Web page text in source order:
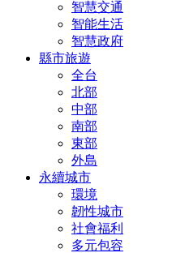
智慧交通
智能生活
智慧政府
縣市旅遊
全台
北部
中部
南部
東部
外島
永續城市
環境
韌性城市
社會福利
多元包容